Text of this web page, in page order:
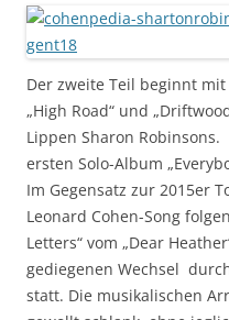
Der zweite Teil beginnt mit
„High Road“ und
Lippen Sharon Robinsons.
ersten Solo-Album
Im Gegensatz zur 2015er
Leonard Cohen-Song
Letters“ vom „Dear
gediegenen Wechsel
statt. Die musikalischen